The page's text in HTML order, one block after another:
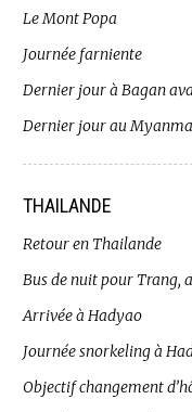
Le Mont Popa
Journée farniente
Dernier jour à Bagan
Dernier jour au
THAILANDE
Retour en Thailande
Bus de nuit pour Trang,
Arrivée à Hadyao
Journée snorkeling à
Objectif changement